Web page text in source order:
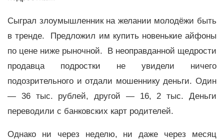
Сыграл злоумышленник на желании молодёжи быть
в тренде. Предложил им купить новенькие айфоны
по цене ниже рыночной. В неоправданной щедрости
продавца подростки не увидели ничего
подозрительного и отдали мошеннику деньги. Один
— 36 тыс. рублей, другой — 16, 2 тыс. Деньги
переводили с банковских карт родителей.
Однако ни через неделю, ни даже через месяц